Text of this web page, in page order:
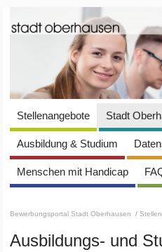
Stellenangebote Stadt
Ausbildung & Studium
Menschen mit Handicap
Bewerbungsportal Stadt Oberhausen /
Ausbildungs- und